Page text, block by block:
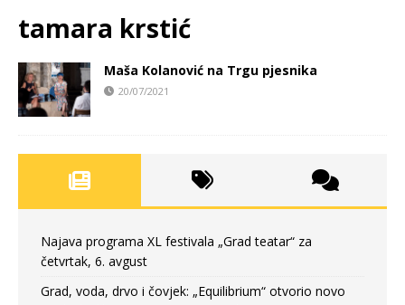
tamara krstić
Maša Kolanović na Trgu pjesnika
20/07/2021
Najava programa XL festivala „Grad teatar“ za
četvrtak, 6. avgust
Grad, voda, drvo i čovjek: „Equilibrium“ otvorio novo